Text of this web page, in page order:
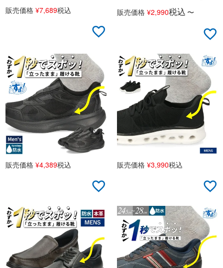
販売価格 ¥7,689税込 販売価格 ¥2,990税込 〜
販売価格 ¥4,389税込 販売価格 ¥3,990税込